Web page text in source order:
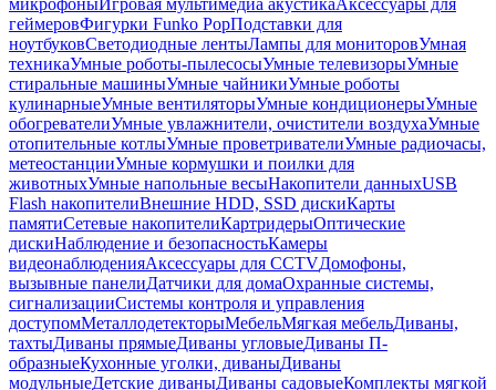
микрофоныИгровая мультимедиа акустикаАксессуары для
геймеровФигурки Funko PopПодставки для
ноутбуковСветодиодные лентыЛампы для мониторовУмная
техникаУмные роботы-пылесосыУмные телевизорыУмные
стиральные машиныУмные чайникиУмные роботы
кулинарныеУмные вентиляторыУмные кондиционерыУмные
обогревателиУмные увлажнители, очистители воздухаУмные
отопительные котлыУмные проветривателиУмные радиочасы,
метеостанцииУмные кормушки и поилки для
животныхУмные напольные весыНакопители данныхUSB
Flash накопителиВнешние HDD, SSD дискиКарты
памятиСетевые накопителиКартридерыОптические
дискиНаблюдение и безопасностьКамеры
видеонаблюденияАксессуары для CCTVДомофоны,
вызывные панелиДатчики для домаОхранные системы,
сигнализацииСистемы контроля и управления
доступомМеталлодетекторыМебельМягкая мебельДиваны,
тахтыДиваны прямыеДиваны угловыеДиваны П-
образныеКухонные уголки, диваныДиваны
модульныеДетские диваныДиваны садовыеКомплекты мягкой